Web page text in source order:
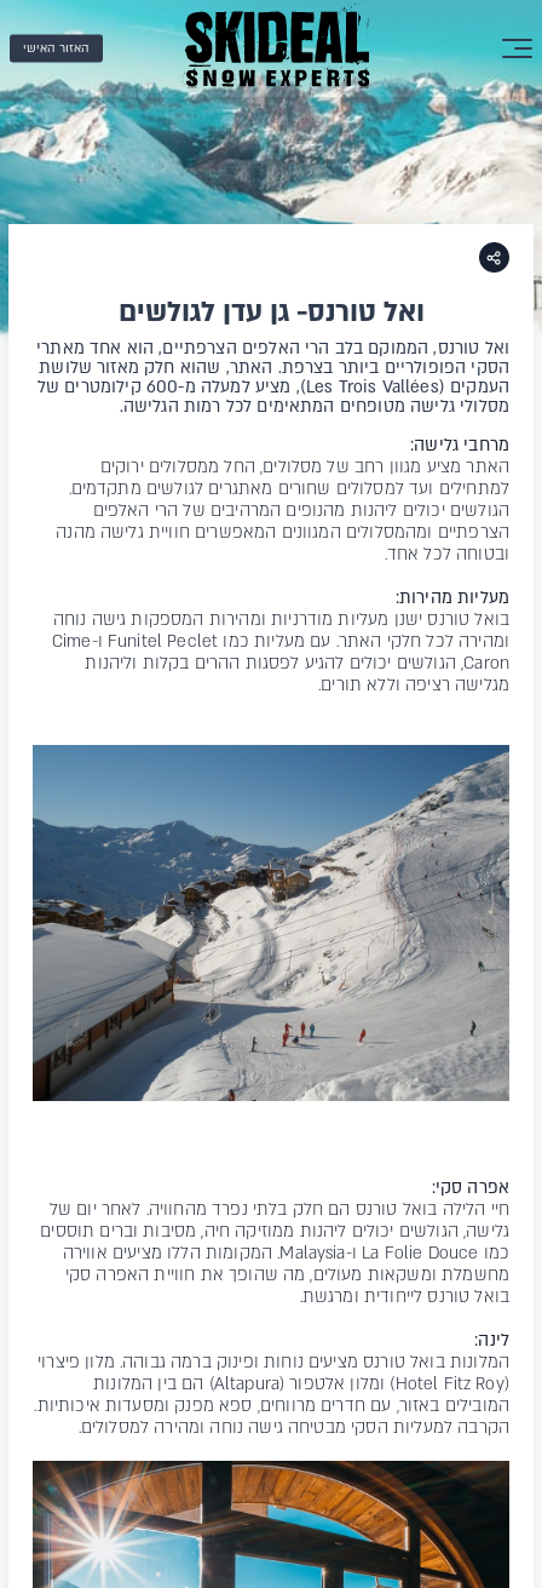
האזור האישי
ואל טורנס- גן עדן לגולשים
ואל טורנס, הממוקם בלב הרי האלפים הצרפתיים, הוא אחד מאתרי
הסקי הפופולריים ביותר בצרפת. האתר, שהוא חלק מאזור שלושת
העמקים (Les Trois Vallées), מציע למעלה מ-600 קילומטרים של
מסלולי גלישה מטופחים המתאימים לכל רמות הגלישה.
מרחבי גלישה:
האתר מציע מגוון רחב של מסלולים, החל ממסלולים ירוקים
למתחילים ועד למסלולים שחורים מאתגרים לגולשים מתקדמים.
הגולשים יכולים ליהנות מהנופים המרהיבים של הרי האלפים
הצרפתיים ומהמסלולים המגוונים המאפשרים חוויית גלישה מהנה
ובטוחה לכל אחד.
מעליות מהירות:
בואל טורנס ישנן מעליות מודרניות ומהירות המספקות גישה נוחה
ומהירה לכל חלקי האתר. עם מעליות כמו Funitel Peclet ו-Cime
Caron, הגולשים יכולים להגיע לפסגות ההרים בקלות וליהנות
מגלישה רציפה וללא תורים.
אפרה סקי:
חיי הלילה בואל טורנס הם חלק בלתי נפרד מהחוויה. לאחר יום של
גלישה, הגולשים יכולים ליהנות ממוזיקה חיה, מסיבות וברים תוססים
כמו La Folie Douce ו-Malaysia. המקומות הללו מציעים אווירה
מחשמלת ומשקאות מעולים, מה שהופך את חוויית האפרה סקי
בואל טורנס לייחודית ומרגשת.
לינה:
המלונות בואל טורנס מציעים נוחות ופינוק ברמה גבוהה. מלון פיצרוי
(Hotel Fitz Roy) ומלון אלטפור (Altapura) הם בין המלונות
המובילים באזור, עם חדרים מרווחים, ספא מפנק ומסעדות איכותיות.
הקרבה למעליות הסקי מבטיחה גישה נוחה ומהירה למסלולים.